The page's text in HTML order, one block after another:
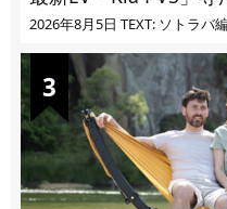
2026年8月5日 TEXT: ソトラバ